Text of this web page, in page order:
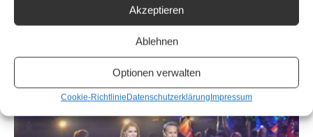
Akzeptieren
Ablehnen
Optionen verwalten
Cookie-RichtlinieDatenschutzerklärungImpressum
präsentierte im Laufe des Abends mehrere aufwendig
inszenierte Couture-Looks — vom smaragdgrünen
Glitzerkleid mit Cut-outs bis zu fliederfarbenen Roben und
silbernen Glamour-Outfits.